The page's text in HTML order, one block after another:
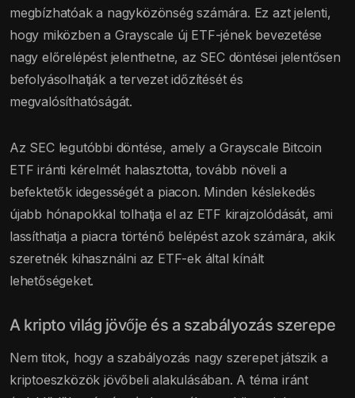
megbízhatóak a nagyközönség számára. Ez azt jelenti,
hogy miközben a Grayscale új ETF-jének bevezetése
nagy előrelépést jelenthetne, az SEC döntései jelentősen
befolyásolhatják a tervezet időzítését és
megvalósíthatóságát.
Az SEC legutóbbi döntése, amely a Grayscale Bitcoin
ETF iránti kérelmét halasztotta, tovább növeli a
befektetők idegességét a piacon. Minden késlekedés
újabb hónapokkal tolhatja el az ETF kirajzolódását, ami
lassíthatja a piacra történő belépést azok számára, akik
szeretnék kihasználni az ETF-ek által kínált
lehetőségeket.
A kripto világ jövője és a szabályozás szerepe
Nem titok, hogy a szabályozás nagy szerepet játszik a
kriptoeszközök jövőbeli alakulásában. A téma iránt